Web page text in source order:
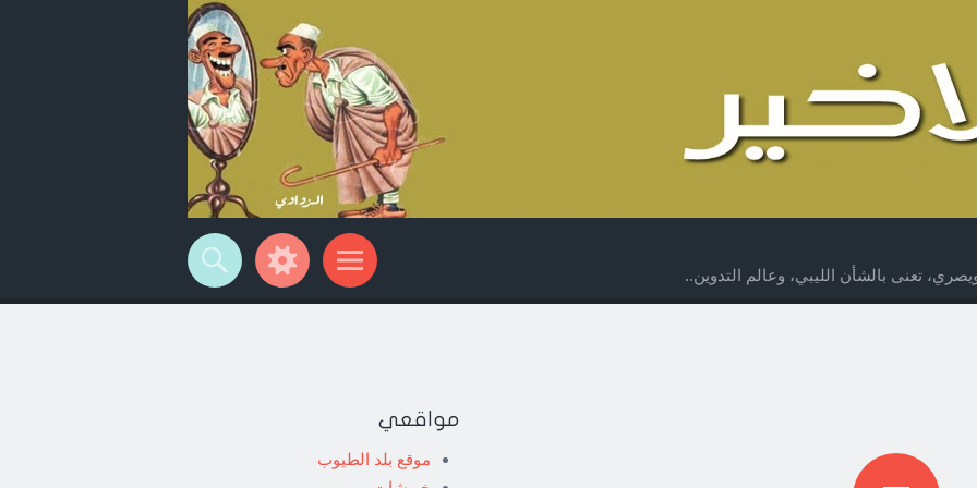
تعنى بالشأن الليبي، وعالم التدوين..
مواقعي
موقع بلد الطيوب